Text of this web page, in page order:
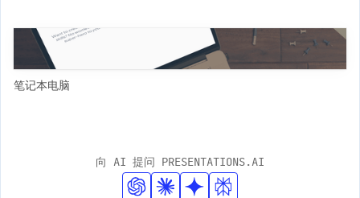
笔记本电脑
向 AI 提问 PRESENTATIONS.AI